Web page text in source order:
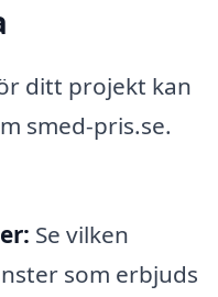
ditt projekt kan
smed-pris.se.
Se vilken
som erbjuds